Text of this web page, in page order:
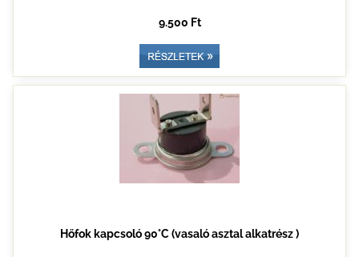
9.500 Ft
Hőfok kapcsoló 90°C (vasaló asztal alkatrész )